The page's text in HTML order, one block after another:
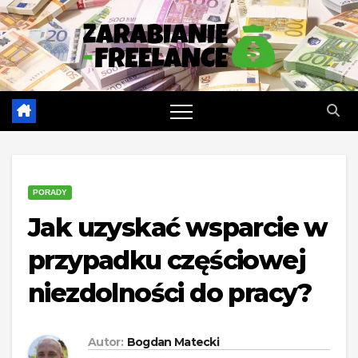
Skip
to
content
PORADY
Jak uzyskać wsparcie w
przypadku częściowej
niezdolności do pracy?
Autor: Bogdan Matecki